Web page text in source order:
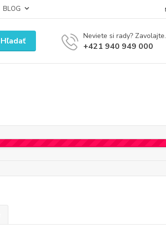
BLOG
Hľadať Neviete si rady? Zavolajte.
+421 940 949 000